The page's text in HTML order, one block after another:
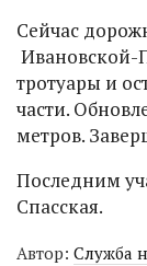
Сейчас
Ивановской-
тротуары и
части.
метров.
Последним
Спасская.
Автор: Служба